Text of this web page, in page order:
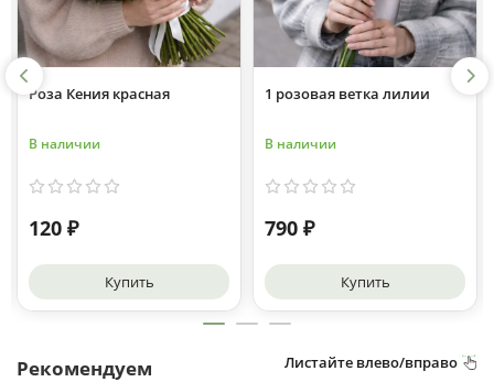
1 розовая ветка лилии
В наличии
790 ₽
Купить
Тюльпан пионовидный
В наличии
240 ₽
Купить
Рекомендуем Листайте влево/вправо